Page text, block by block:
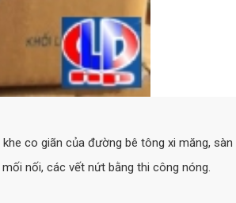
co giãn của đường bê tông xi măng,
nối, các vết nứt bằng thi công nóng.